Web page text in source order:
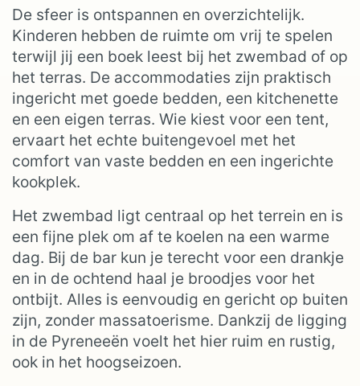
De sfeer is ontspannen en overzichtelijk.
Kinderen hebben de ruimte om vrij te spelen
terwijl jij een boek leest bij het zwembad of op
het terras. De accommodaties zijn praktisch
ingericht met goede bedden, een kitchenette
en een eigen terras. Wie kiest voor een tent,
ervaart het echte buitengevoel met het
comfort van vaste bedden en een ingerichte
kookplek.
Het zwembad ligt centraal op het terrein en is
een fijne plek om af te koelen na een warme
dag. Bij de bar kun je terecht voor een drankje
en in de ochtend haal je broodjes voor het
ontbijt. Alles is eenvoudig en gericht op buiten
zijn, zonder massatoerisme. Dankzij de ligging
in de Pyreneeën voelt het hier ruim en rustig,
ook in het hoogseizoen.